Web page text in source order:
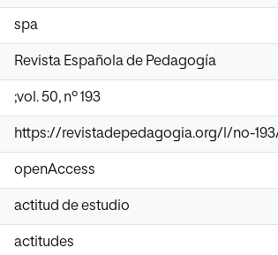
spa
Revista Española de Pedagogía
;vol. 50, nº 193
https://revistadepedagogia.org/l/no-
openAccess
actitud de estudio
actitudes